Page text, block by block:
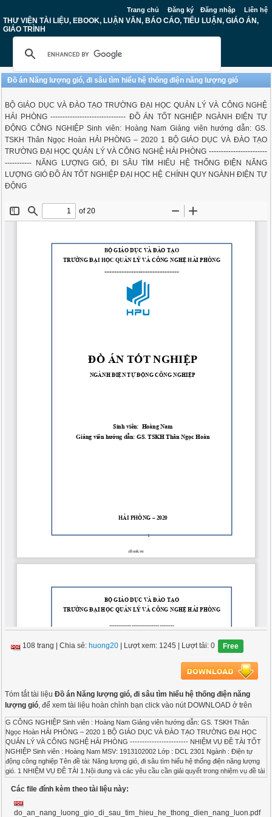
Trang chủ Đăng ký Đăng nhập Liên hệ
THƯ VIỆN TÀI LIỆU, EBOOK, LUẬN VĂN, BÁO CÁO, TIỂU LUẬN, GIÁO ÁN,
GIÁO TRÌNH
Đồ án Năng lượng gió, đi sâu tìm hiểu hệ thống điện năng lượng gió
BỘ GIÁO DỤC VÀ ĐÀO TẠO TRƯỜNG ĐẠI HỌC QUẢN LÝ VÀ CÔNG NGHỆ
HẢI PHÒNG ------------------------------- ĐỒ ÁN TỐT NGHIỆP NGÀNH ĐIỆN TỰ
ĐỘNG CÔNG NGHIỆP Sinh viên: Hoàng Nam Giảng viên hướng dẫn: GS.
TSKH Thân Ngọc Hoàn HẢI PHÒNG – 2020 1 BỘ GIÁO DỤC VÀ ĐÀO TẠO
TRƯỜNG ĐẠI HỌC QUẢN LÝ VÀ CÔNG NGHỆ HẢI PHÒNG ------------------------
----------- NĂNG LƯỢNG GIÓ, ĐI SÂU TÌM HIỂU HỆ THỐNG ĐIỆN NĂNG
LƯỢNG GIÓ ĐỒ ÁN TỐT NGHIỆP ĐẠI HỌC HỆ CHÍNH QUY NGÀNH ĐIỆN TỰ
ĐỘNG
108 trang |Chia sẻ: huong20 | Lượt xem: 1245 | Lượt tải: 0 Free
Tóm tắt tài liệuĐồ án Năng lượng gió, đi sâu tìm hiểu hệ thống điện năng
lượng gió, để xem tài liệu hoàn chỉnh bạn click vào nút DOWNLOAD ở trên
G CÔNG NGHIỆP Sinh viên : Hoàng Nam Giảng viên hướng dẫn: GS. TSKH Thân Ngọc Hoàn HẢI PHÒNG – 2020 1 BỘ GIÁO DỤC VÀ ĐÀO TẠO TRƯỜNG ĐẠI HỌC QUẢN LÝ VÀ CÔNG NGHỆ HẢI PHÒNG ------------------------ NHIỆM VỤ ĐỀ TÀI TỐT NGHIỆP Sinh viên : Hoàng Nam MSV: 1913102002 Lớp : DCL 2301 Ngành : Điện tự động công nghiệp Tên đề tài: Năng lượng gió, đi sâu tìm hiểu hệ thống điện năng lượng gió. 1 NHIỆM VỤ ĐỀ TÀI 1.Nội dung và các yêu cầu cần giải quyết trong nhiệm vụ đề tài tốt nghiệp (về lý luận, thực tiễn, các số liệu cần tính toán và các bản vẽ). ................................................................................................................................. ................................................................................................................................. ................................................................................................................................. ................................................................................................................................. ................................................................................................................................. ................................................................................................................................. ................................................................................................................................. 2. Các số liệu cần thiết để thiết kế, tính toán. ................................................................................................................................. ................................................................................................................................. ................................................................................................................................. ................................................................................................................................. ................................................................................................................................. ................................................................................................................................. ................................................................................................................................. ................................................................................................................................. 3. Địa điểm thực tập tốt nghiệp ........................................................................... ................................................................................................................................. ................................................................................................................................. ................................................................................................................................. ................................................................................................................................. ................................................................................................................................. ................................................................................................................................. ................................................................................................................................. ................................................................................................................................. CÁN BỘ HƯỚNG DẪN ĐỀ TÀI TỐT NGHIỆP Họ và tên: Thân Ngọc Hoàn Học hàm, học vị : GS.TSKH Cơ quan công tác: Trường Đại học Quản lý và Công nghệ Hải Phòng Nội dung hướng dẫn: Năng lượng gió, đi sâu tìm hiểu hệ thống điện năng lượng gió. Đề tài tốt nghiệp được giao ngày 12 tháng 10 năm 2020 Yêu cầu phải hoàn thành xong trước ngày 31 tháng 12 năm 2020 Đã nhận nhiệm vụ Đ.T.T.N Đã giao nhiệm vụ Đ.T.T.N Sinh viên Cán bộ hướng dẫn Đ.T.T.N Hoàng Nam GS.TSKH Thân Ngọc Hoàn Hải Phòng, ngày.tháng năm 20.... TRƯỞNG KHOA CỘNG HÒA XÃ HỘI CHỦ NGHĨA VIỆT NAM Độc lập - Tự do - Hạnh phúc ------------------------------------- PHIẾU NHẬN XÉT CỦA GIẢNG VIÊN HƯỚNG DẪN TỐT NGHIỆP Họ và tên giảng viên: GS. TSKH Thân Ngọc Hoàn Đơn vị công tác: Trường Đại học Quản lý và Công nghệ Hải Phòng Họ và tên sinh viên: Hoàng Nam Chuyên ngành: Điện tự động công nghiệp Nội dung hướng dẫn : Toàn bộ đề tài 1. Tinh thần thái độ của sinh viên trong quá trình làm đề tài tốt nghiệp Có tinh thần tự chủ , cố gắng học tập để hoàn thành đồ án đề tài tốt nghiệp. 2. Đánh giá chất lượng của đồ án/khóa luận( so với nội dung yêu cầu đã đề ra trong nhiệm vụ Đ.T.T.N, trên các mặt lý luận, thực tiễn, tính toán số liệu... ) Nội dung đáp ứng một đồ án tốt nghiệp. Đã tìm hiểu được về lưới điện, về năng lượng gió, về lưới điện nhỏ sử dụng năng lượng gió, các loại máy phát điện sử dụng trong trạm điện gió, đó là máy phát đồng bộ, máy phát dị bộ không chổi than, máy phát đồng bộ nam châm vĩnh cửu. Gần đây năng lượng gió đã được quan tâm và phát triển, tuy nhiên trong quá trình học tập sinh viên không được cung cấp thông tin về loại năng lượng này. Sinh viên đã cố gắng tìm hiều và trình bày được nội dung yêu cầu của đồ án.Có thể làm tài liệu cho những ai quan tâm về điện gió. 3. Ý kiến của giảng viên hướng dẫn tốt nghiệp Được bảo vệ x Không được bảo vệ Điểm hướng dẫn 8,5 Hải Phòng, ngày 24.tháng.12 năm 2020 Giảng viên hướng dẫn GS.TSKH Thân Ngọc Hoàn CỘNG HÒA XÃ HỘI CHỦ NGHĨA VIỆT NAM Độc lập - Tự do - Hạnh phúc ------------------------------------- PHIẾU NHẬN XÉT CỦA GIẢNG VIÊN CHẤM PHẢN BIỆN Họ và tên giảng viên: ......................................................................................... Đơn vị công tác:................................................................................................. Họ và tên sinh viên: .................................Chuyên ngành:.............................. Đề tài tốt nghiệp:............................................................................................... 1. Phần nhận xét của giảng viên chấm phản biện ............................................................................................................................. ............................................................................................................................. ............................................................................................................................. ............................................................................................................................. 2. Những mặt còn hạn chế ............................................................................................................................. ............................................................................................................................. ............................................................................................................................. ............................................................................................................................. 3. Ý kiến của giảng viên chấm phản biện Được bảo vệ Không được bảo vệ Điểm hướng dẫn Hải Phòng, ngày......tháng.....năm 20 Giảng viên chấm phản biện LỜI NÓI ĐẦU Tăng trưởng kinh tế ở Việt Nam đã dẫn đến nhu cầu điện tăng cao. Trong giai đoạn 1998- 2009, điện sản xuất (bao gồm nhập khẩu) tăng từ 21.5 tỷ kWh lên 87.02 tỷ kWh, điện thương phẩm từ 17.7 tỷ kWh lên 74.8 tỷ kWh và công suất lắp đặt từ 5.000 MW lên 18.480 MW, đạt tốc độ tăng trung bình năm theo thứ tự 13%, 14.6% and 12%. Là một nền kinh tế mới nổi, nhu cầu điện của Việt Nam trong thời gian tới (từ năm 2010 đến 2030) sẽ tiếp tục tăng mạnh. Theo dự báo của Viện Năng Lượng, nhu cầu điện có thể tăng từ 87 tỷ kWh năm 2009 lên đến 570 tỷ kWh năm 2030, với tốc độ tăng trung bình 10%/năm.1 Để đáp ứng được nhu cầu tăng nhanh này, Chính phủ Việt Nam quyết định sử dụng nguồn năng lượng tái tạo nhiều hơn nữa. Quyết định số 1855/QD-TTg ngày 27/12/2007 của Thủ tướng Chính phủ phê duyệt Chiến lược Phát triển Năng lượng Quốc gia của Việt Nam đến năm 2020, tầm nhìn đến năm 2050, đặt mục tiêu tăng tỷ lệ năng lượng tái tạo lên khoảng 3% tổng năng lượng thương mại sơ cấp vào năm 2010; 5% năm 2020 và 11% năm 2050. Chính phủ cũng cam kết thúc đẩy phát triển năng lượng tái tạo thông qua việc ban hành một số cơ chế, chính sách ưu đãi như ưu đãi về sử dụng đất, hỗ trợ thuế và biểu giá chi phí tránh được. Tuy nhiên, cho đến nay, những gì đạt được còn ở mức khá khiêm tốn. Ví dụ, điện gió, một công nghệ năng lượng tái tạo quan trọng, chỉ mới được triển khai ở vùng sâu, vùng xa. Đến tháng 3/2011, mới chỉ có 20 tua-bin gió với công suất 1,5 MW/tua-bin được lắp đặt, trong đó 12 tổ máy được đưa vào hoạt động và phát điện lên lưới quốc gia. Nguyên nhân là do thiếu cơ chế chính sách cụ thể và hiệu quả. Với yêu cầu đề tài “ Năng lượng gió, đi sâu tìm hiểu hệ thống điện năng lượng gió “ do thầy giáo Giáo sư Thân Ngọc Hoàn hướng dẫn đã được thực hiện. Đề tài bao gồm các nôi dung sau : Chương 1 Lưới điện Chương 2 Hệ thống điện nhỏ năng lượng gió Chương 3 Các loại máy phát điện dùng cho năng lượng gió Trong quá trình thực hiện đồ án tốt nghiệp với đề tài “Năng lượng gió, đi sâu tìm hiểu hệ thống điện năng lượng gió” em đã củng cố được những kiến thức đã được học, tiếp thu thêm được một số kiến thức và kinh nghiệm mới về hệ thống năng lượng gió. Quá trình làm đồ án thực sự có ích cho em về nhiều mặt. Hải Phòng, ngàythángnăm 20 Sinh viên thực hiện Hoàng Nam 1 LỜI CẢM ƠN Đây là kết quả của quá trình những năm tháng học tập của em nhưn
Các file đính kèm theo tài liệu này:
do_an_nang_luong_gio_di_sau_tim_hieu_he_thong_dien_nang_luon.pdf